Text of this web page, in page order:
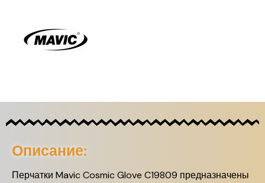
Описание:
Перчатки Mavic Cosmic Glove C19809 предназначены